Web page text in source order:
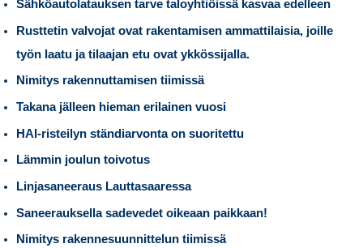
Sähköautolatauksen tarve taloyhtiöissä kasvaa edelleen
Rusttetin valvojat ovat rakentamisen ammattilaisia, joille
työn laatu ja tilaajan etu ovat ykkössijalla.
Nimitys rakennuttamisen tiimissä
Takana jälleen hieman erilainen vuosi
HAI-risteilyn ständiarvonta on suoritettu
Lämmin joulun toivotus
Linjasaneeraus Lauttasaaressa
Saneerauksella sadevedet oikeaan paikkaan!
Nimitys rakennesuunnittelun tiimissä